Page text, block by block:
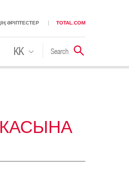
ӘРІПТЕСТЕР TOTAL.COM
KK
RU
Search Іздестіру